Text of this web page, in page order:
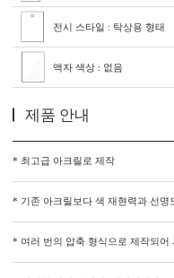
전시 스타일 : 탁상용 형태
액자 색상 : 없음
제품 안내
* 최고급 아크릴로 제작
* 기존 아크릴보다 색 재현력과 선명
* 여러 번의 압축 형식으로 제작되어